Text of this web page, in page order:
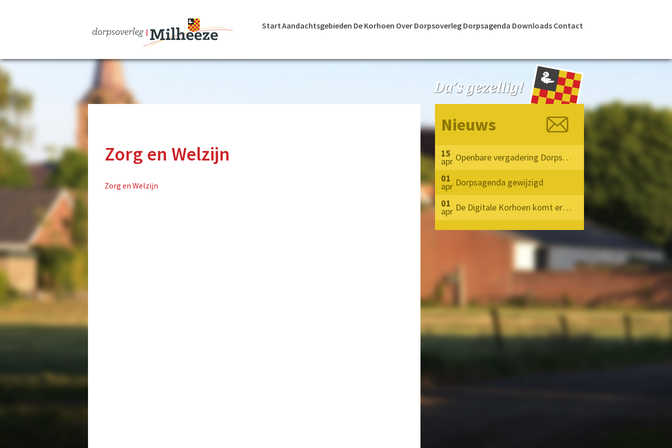
StartAandachtsgebieden De Korhoen Over Dorpsoverleg Dorpsagenda Downloads Contact
Zorg en Welzijn
Zorg en Welzijn
Nieuws
15
apr Openbare vergadering Dorpsoverleg Milheeze 2026
01
apr Dorpsagenda gewijzigd
01
apr De Digitale Korhoen komt eraan !!